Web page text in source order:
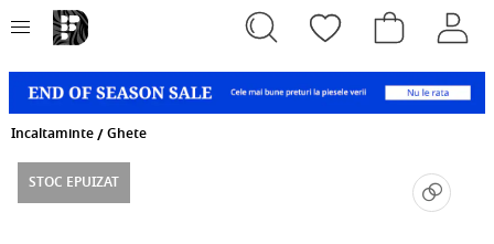
Incaltaminte/Ghete
STOC EPUIZAT